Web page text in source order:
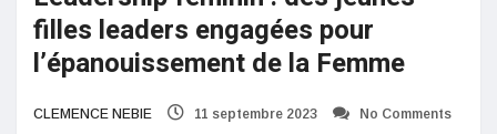
filles leaders engagées pour
l’épanouissement de la Femme
CLEMENCE NEBIE 11 septembre 2023 No Comments